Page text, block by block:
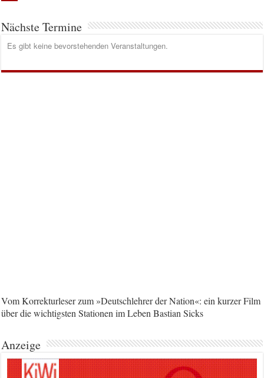
Nächste Termine
Es gibt keine bevorstehenden Veranstaltungen.
Vom Korrekturleser zum »Deutschlehrer der Nation«: ein kurzer Film
über die wichtigsten Stationen im Leben Bastian Sicks
Anzeige